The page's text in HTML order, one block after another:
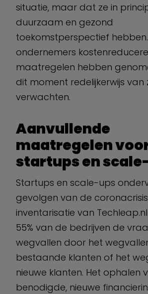
situatie, maar dat ze in
duurzaam en gezond
toekomstperspectief
ondernemers
maatregelen hebben
dit moment redelijkerwijs van
verwachten.
Aanvullende
maatregelen
startups en
Startups en scale-ups
gevolgen van de
inventarisatie van
55% van de bedrijven de
wegvallen door het
bestaande klanten of het
nieuwe klanten. Het ophalen
benodigde, nieuwe